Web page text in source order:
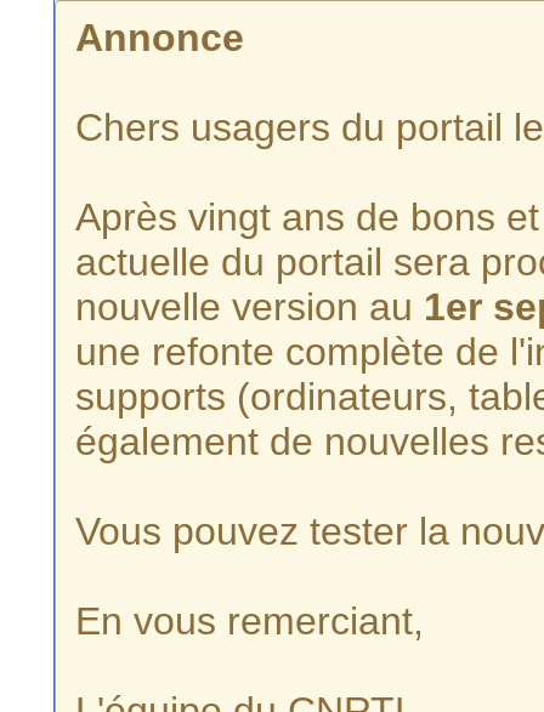
Annonce
Chers usagers du portail
Après vingt ans de bons
actuelle du portail sera
nouvelle version au 1er
une refonte complète de
supports (ordinateurs,
également de nouvelles
Vous pouvez tester la
En vous remerciant,